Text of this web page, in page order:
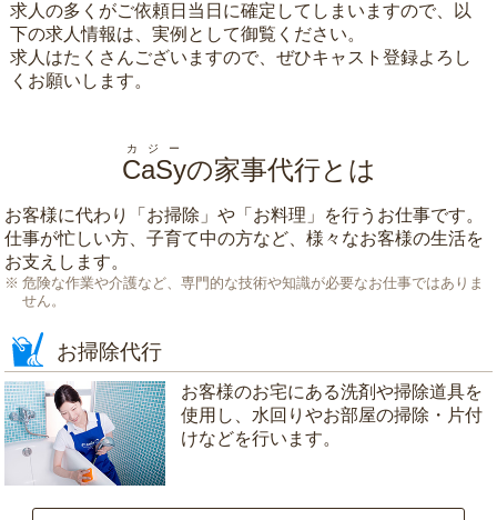
求人の多くがご依頼日当日に確定してしまいますので、以
下の求人情報は、実例として御覧ください。
求人はたくさんございますので、ぜひキャスト登録よろし
くお願いします。
CaSy
カジー
の家事代行とは
お客様に代わり「 お掃除 」や「 お料理 」を行うお仕事です。
仕事が忙しい方、子育て中の方など、様々なお客様の生活を
お支えします。
危険な作業や介護など、専門的な技術や知識が必要なお仕事ではありま
せん。
お掃除代行
お客様のお宅にある洗剤や掃除道具を
使用し、水回りやお部屋の掃除・片付
けなどを行います。